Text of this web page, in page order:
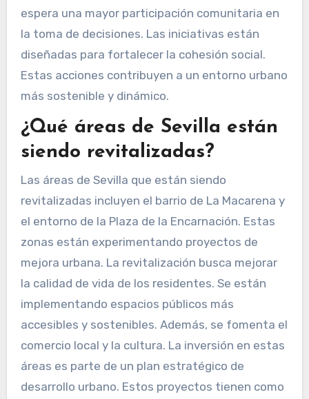
espera una mayor participación comunitaria en
la toma de decisiones. Las iniciativas están
diseñadas para fortalecer la cohesión social.
Estas acciones contribuyen a un entorno urbano
más sostenible y dinámico.
¿Qué áreas de Sevilla están
siendo revitalizadas?
Las áreas de Sevilla que están siendo
revitalizadas incluyen el barrio de La Macarena y
el entorno de la Plaza de la Encarnación. Estas
zonas están experimentando proyectos de
mejora urbana. La revitalización busca mejorar
la calidad de vida de los residentes. Se están
implementando espacios públicos más
accesibles y sostenibles. Además, se fomenta el
comercio local y la cultura. La inversión en estas
áreas es parte de un plan estratégico de
desarrollo urbano. Estos proyectos tienen como